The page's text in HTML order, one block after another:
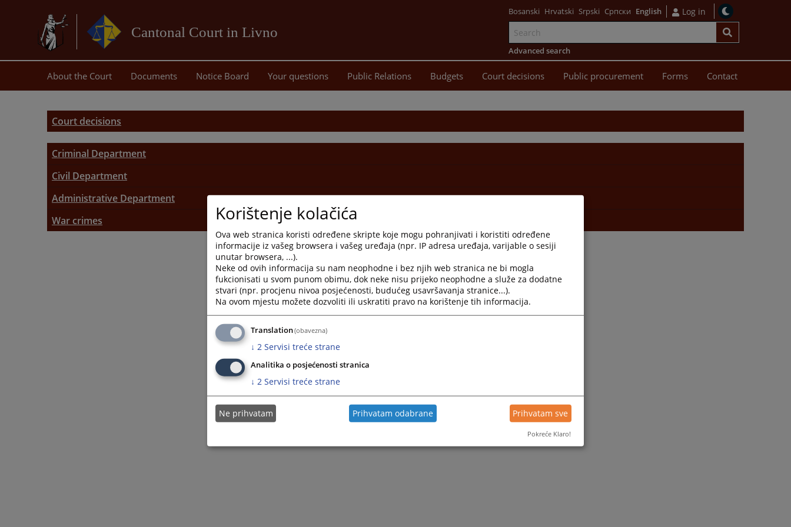
Cantonal Court in Livno
main
content
Bosanski Hrvatski Srpski Српски English Log in
Advanced search
About the Court Documents Notice Board Your questions Public Relations Budgets Court decisions Public procurement Forms Contact
Court decisions
Criminal Department
Civil Department
Administrative Department
War crimes
Korištenje kolačića
Ova web stranica koristi određene skripte koje mogu pohranjivati i koristiti određene
informacije iz vašeg browsera i vašeg uređaja (npr. IP adresa uređaja, varijable o sesiji
unutar browsera, ...).
Neke od ovih informacija su nam neophodne i bez njih web stranica ne bi mogla
fukcionisati u svom punom obimu, dok neke nisu prijeko neophodne a služe za dodatne
stvari (npr. procjenu nivoa posjećenosti, budućeg usavršavanja stranice...).
Na ovom mjestu možete dozvoliti ili uskratiti pravo na korištenje tih informacija.
Translation(obavezna)
↓ 2 Servisi treće strane
Analitika o posjećenosti stranica
↓ 2 Servisi treće strane
Ne prihvatam Prihvatam odabrane Prihvatam sve
Pokreće Klaro!